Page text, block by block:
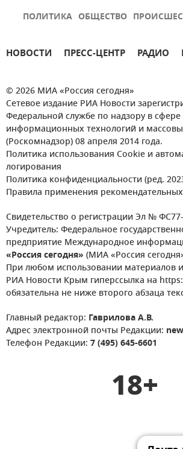
ПОЛИТИКА ОБЩЕСТВО
НОВОСТИ ПРЕСС-ЦЕНТР РАДИО
© 2026 МИА «Россия сегодня»
Сетевое издание РИА Новости
Федеральной службе по надзору в сфере
информационных технологий и
(Роскомнадзор) 08 апреля 2014 года.
Политика использования Cookie и
логирования
Политика конфиденциальности (ред.
Правила применения
Свидетельство о регистрации Эл №
Учредитель: Федеральное
предприятие Международное
«Россия сегодня» (МИА «Россия
При любом использовании материалов
РИА Новости Крым гиперссылка на
обязательна не ниже второго абзаца
Главный редактор: Гаврилова А.В.
Адрес электронной почты Редакции:
Телефон Редакции: 7 (495) 645-6601
18+